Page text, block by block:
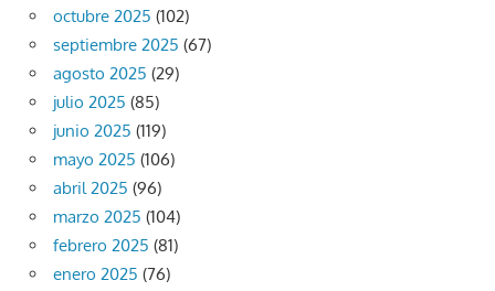
octubre 2025 (102)
septiembre 2025 (67)
agosto 2025 (29)
julio 2025 (85)
junio 2025 (119)
mayo 2025 (106)
abril 2025 (96)
marzo 2025 (104)
febrero 2025 (81)
enero 2025 (76)